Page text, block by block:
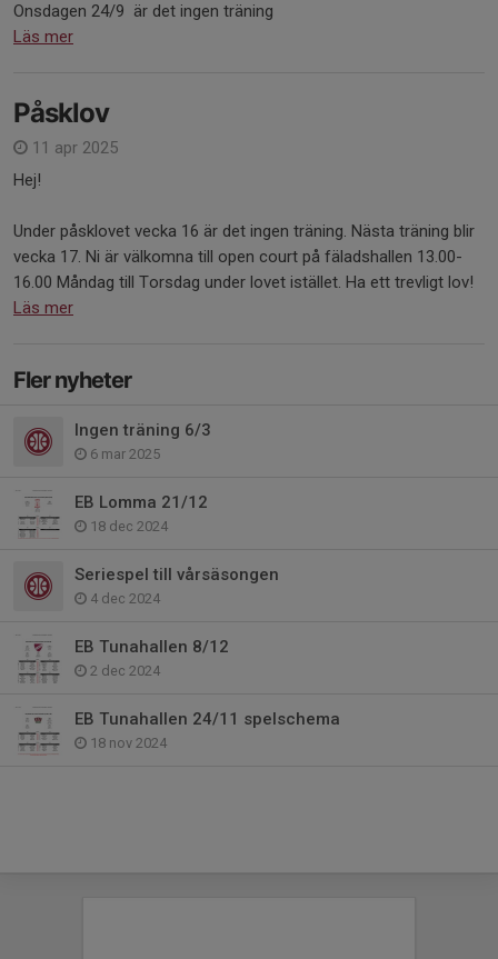
Onsdagen 24/9 är det ingen träning
Läs mer
Påsklov
11 apr 2025
Hej!
Under påsklovet vecka 16 är det ingen träning. Nästa träning blir
vecka 17. Ni är välkomna till open court på fäladshallen 13.00-
16.00 Måndag till Torsdag under lovet istället. Ha ett trevligt lov!
Läs mer
Fler nyheter
Ingen träning 6/3
6 mar 2025
EB Lomma 21/12
18 dec 2024
Seriespel till vårsäsongen
4 dec 2024
EB Tunahallen 8/12
2 dec 2024
EB Tunahallen 24/11 spelschema
18 nov 2024